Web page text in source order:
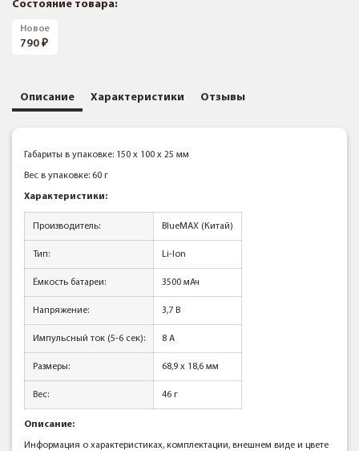
Состояние товара:
Новое
790
Описание Характеристики Отзывы
Габариты в упаковке: 150 x 100 x 25 мм
Вес в упаковке: 60 г
Характеристики:
Производитель: BlueMAX (Китай)
Тип: Li-Ion
Ёмкость батареи: 3500 мАч
Напряжение: 3,7 В
Импульсный ток (5-6 сек): 8 А
Размеры: 68,9 x 18,6 мм
Вес: 46 г
Описание:
Информация о характеристиках, комплектации, внешнем виде и цвете